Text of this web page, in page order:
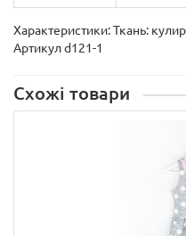
Характеристики: Ткань:
Артикул d121-1
Схожі товари